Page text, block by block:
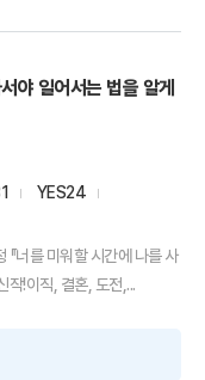
야 일어서는 법을 알게
YES24
너를 미워할 시간에 나를 사
작!이직, 결혼, 도전,...